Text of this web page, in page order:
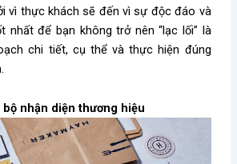
vì thực khách sẽ đến vì sự độc đáo và
nhất để bạn không trở nên “lạc lối” là
chi tiết, cụ thể và thực hiện đúng
nhận diện thương hiệu